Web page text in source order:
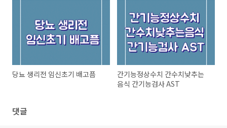
당뇨 생리전 임신초기 배고픔
간기능정상수치 간수치낮추는
음식 간기능검사 AST
댓글